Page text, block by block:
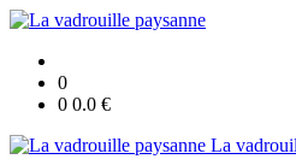
0
0 0.0 €
La